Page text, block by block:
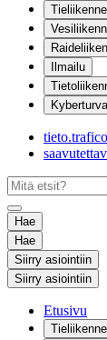
Tieliikenne
Ilmailu
Hae
Hae
Siirry asiointiin
Siirry asiointiin
Etusivu
Tieliikenne